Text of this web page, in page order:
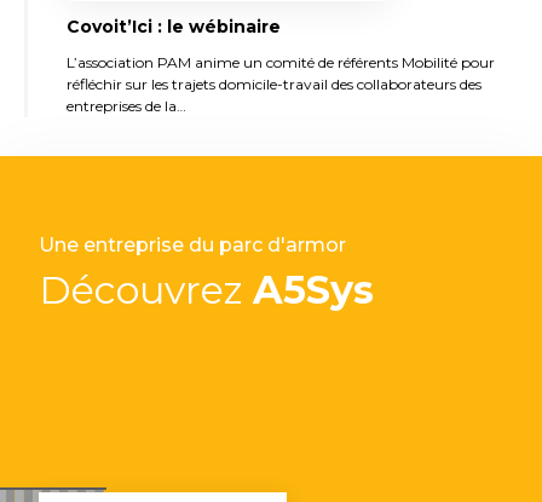
Covoit’Ici : le wébinaire
L’association PAM anime un comité de référents Mobilité pour
réfléchir sur les trajets domicile-travail des collaborateurs des
entreprises de la…
Une entreprise du parc d'armor
Découvrez A5Sys